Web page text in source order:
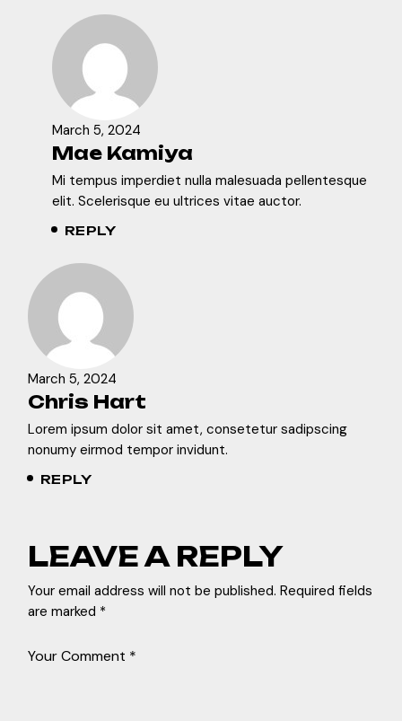
March 5, 2024
Mae Kamiya
REPLY
Mi tempus imperdiet nulla malesuada pellentesque
elit. Scelerisque eu ultrices vitae auctor.
March 5, 2024
Chris Hart
REPLY
Lorem ipsum dolor sit amet, consetetur sadipscing
nonumy eirmod tempor invidunt.
LEAVE A REPLY
Your email address will not be published. Required fields
are marked *